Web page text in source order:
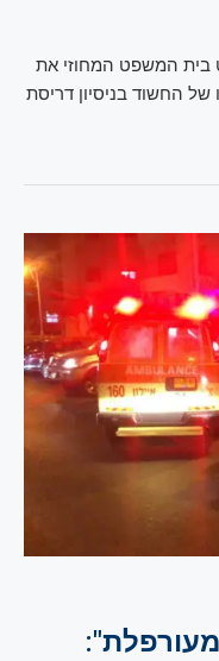
בית המשפט המחוזי את
החשוד בניסיון דריסת